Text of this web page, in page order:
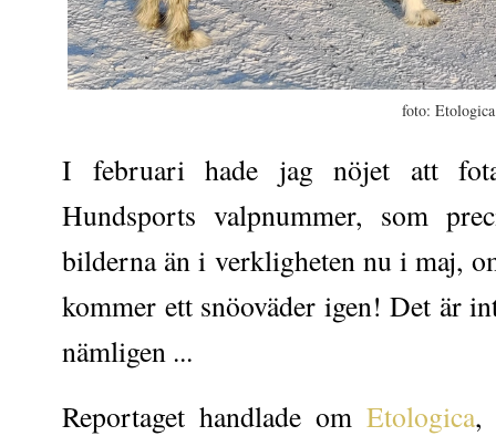
foto: Etologica
I februari hade jag nöjet att
Hundsports valpnummer, som
bilderna än i verkligheten nu i maj,
kommer ett snöoväder igen! Det är
nämligen ...
Reportaget handlade om Etologica,